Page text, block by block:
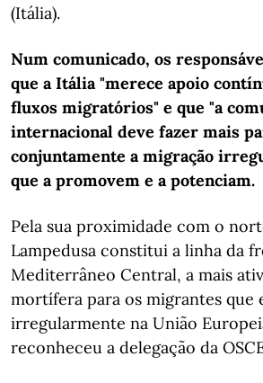
(Itália).
Num comunicado, os
que a Itália "merece apoio
fluxos migratórios" e que "a
internacional deve fazer mais
conjuntamente a migração
que a promovem e a potenciam.
Pela sua proximidade com o
Lampedusa constitui a linha da
Mediterrâneo Central, a mais
mortífera para os migrantes que
irregularmente na União
reconheceu a delegação da